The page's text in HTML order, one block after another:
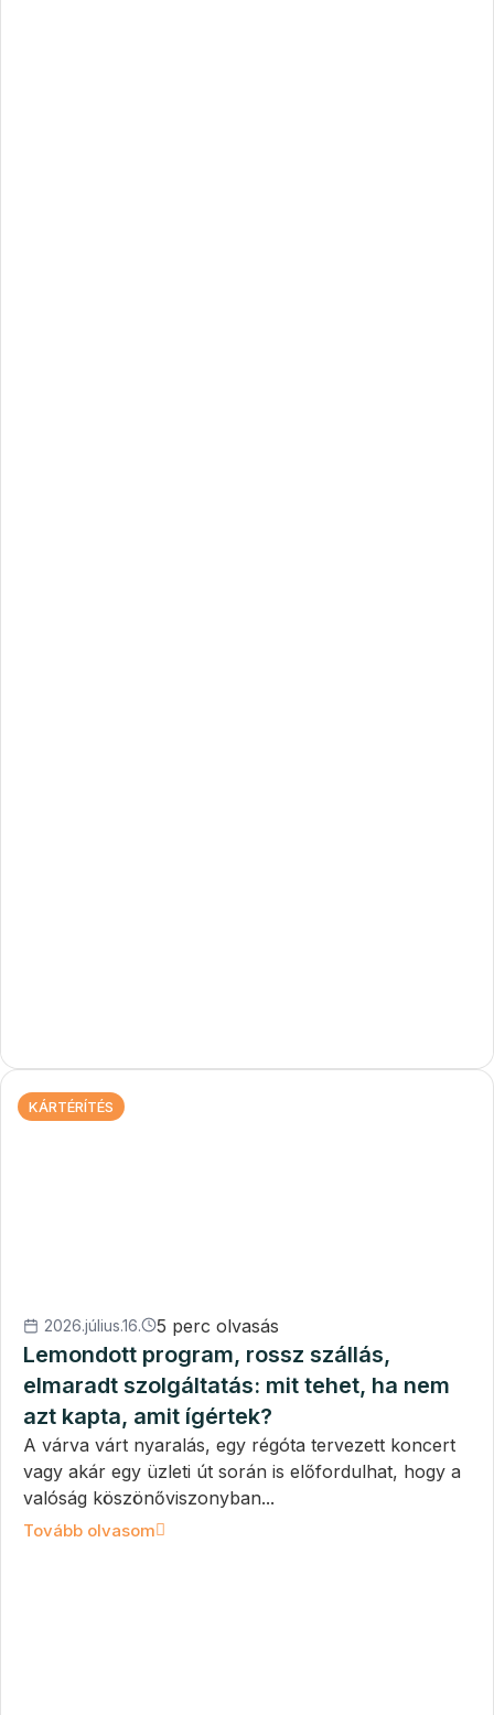
KÁRTÉRÍTÉS
2026.július.16. 5 perc olvasás
Lemondott program, rossz szállás,
elmaradt szolgáltatás: mit tehet, ha nem
azt kapta, amit ígértek?
A várva várt nyaralás, egy régóta tervezett koncert
vagy akár egy üzleti út során is előfordulhat, hogy a
valóság köszönőviszonyban...
Tovább olvasom